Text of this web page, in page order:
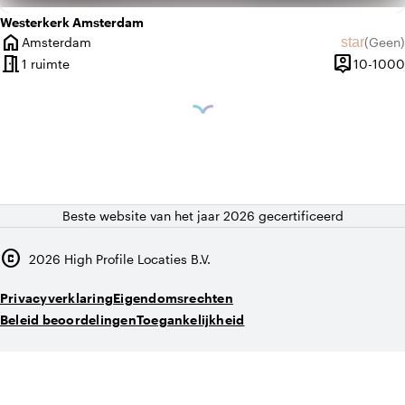
Westerkerk Amsterdam
home
Plaats
Amsterdam star(Geen)
Geen
meeting_room1 ruimte person_pin
Capaciteit
10-1000
Beste website van het jaar 2026 gecertificeerd
copyright 2026 High Profile Locaties B.V.
PrivacyverklaringEigendomsrechten
Beleid beoordelingenToegankelijkheid